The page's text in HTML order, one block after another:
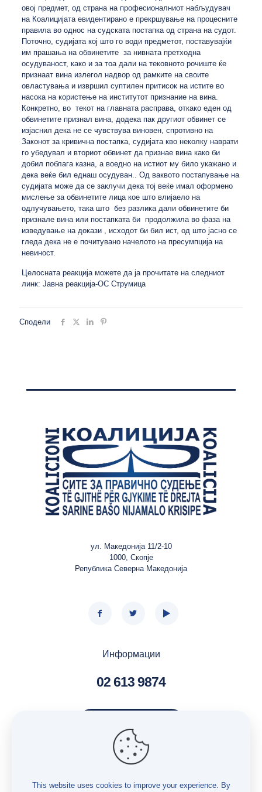
овој предмет, од страна на професионалниот набљудувач
на Коалицијата евидентирано е прекршување на процесните
правила во однос на судската постапка од страна на судот.
Поточно, судијата кој што го води предметот, поставувајќи
им прашања на обвинетите за нивната претходна
осудуваност, како и за тоа дали на тековното рочиште ќе
признаат вина излегол надвор од рамките на своите
овластувања и извршил суптилен притисок на истите во
насока на користење на институтот признание на вина.
Конкретно, во текот на главната расправа, откако еден од
обвинетите признал вина, додека пак другиот обвинет се
изјаснил дека не се чувствува виновен, спротивно на
Законот за кривична постапка, судијата кво неколку наврати
го убедувал и вториот обвинет да признае вина како би
добил поблага казна, а воедно на истиот му било укажано и
дека веќе бил еднаш осудуван.. Од ваквото постапување на
судијата може да се заклучи дека тој веќе имал оформено
мислење за обвинетите лица кое што влијаело на
одлучувањето, така што без разлика дали обвинетите би
признале вина или постапката би продолжила во фаза на
изведување на докази , исходот би бил ист, од што јасно се
гледа дека не е почитувано начелото на пресумпција на
невиност.
Целосната реакција можете да ја прочитате на следниот
линк: Јавна реакција-ОС Струмица
Сподели
ул. Македонија 11/2-10
1000, Скопје
Република Северна Македонија
Информации
02 613 9874
Услуги – Бесплатна правна помош
Услуги – Истражување
This website uses cookies to improve your experience. By